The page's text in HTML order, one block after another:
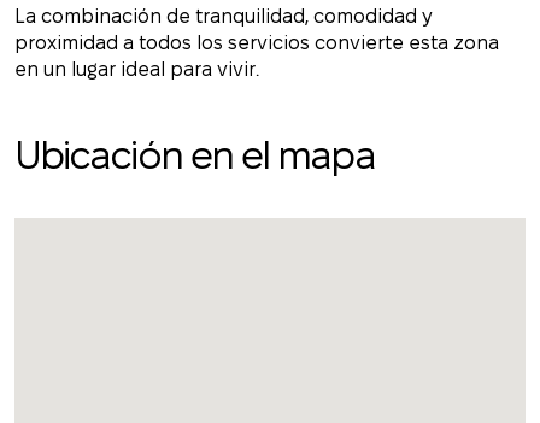
La combinación de tranquilidad, comodidad y
proximidad a todos los servicios convierte esta zona
en un lugar ideal para vivir.
Ubicación en el mapa